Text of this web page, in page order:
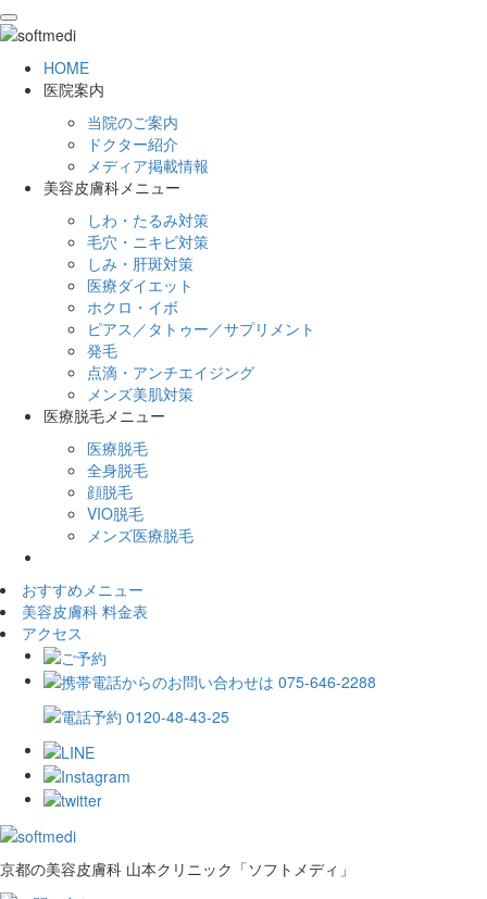
toggle
HOME
医院案内
当院のご案内
ドクター紹介
メディア掲載情報
美容皮膚科メニュー
しわ・たるみ対策
毛穴・ニキビ対策
しみ・肝斑対策
医療ダイエット
ホクロ・イボ
ピアス／タトゥー／サプリメント
発毛
点滴・アンチエイジング
メンズ美肌対策
医療脱毛メニュー
医療脱毛
全身脱毛
顔脱毛
VIO脱毛
メンズ医療脱毛
おすすめメニュー
美容皮膚科 料金表
アクセス
京都の美容皮膚科 山本クリニック「ソフトメディ」